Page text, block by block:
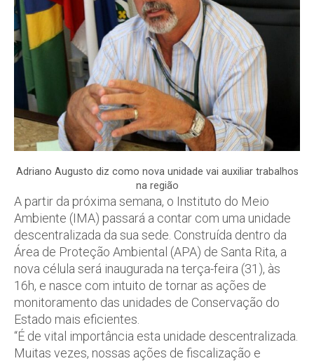
Adriano Augusto diz como nova unidade vai auxiliar trabalhos
na região
A partir da próxima semana, o Instituto do Meio
Ambiente (IMA) passará a contar com uma unidade
descentralizada da sua sede. Construída dentro da
Área de Proteção Ambiental (APA) de Santa Rita, a
nova célula será inaugurada na terça-feira (31), às
16h, e nasce com intuito de tornar as ações de
monitoramento das unidades de Conservação do
Estado mais eficientes.
“É de vital importância esta unidade descentralizada.
Muitas vezes, nossas ações de fiscalização e